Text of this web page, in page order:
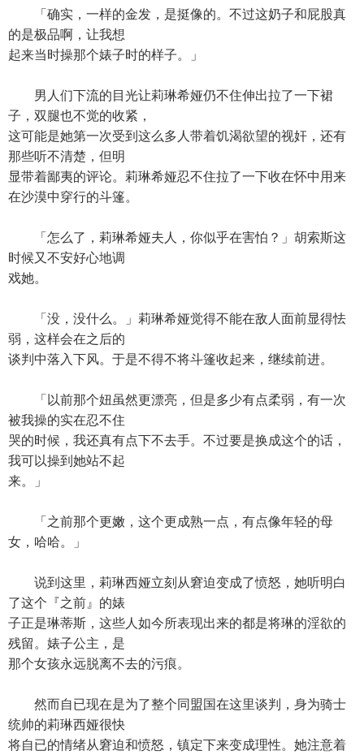
「确实，一样的金发，是挺像的。不过这奶子和屁股真
的是极品啊，让我想
起来当时操那个婊子时的样子。」
男人们下流的目光让莉琳希娅仍不住伸出拉了一下裙
子，双腿也不觉的收紧，
这可能是她第一次受到这么多人带着饥渴欲望的视奸，还有
那些听不清楚，但明
显带着鄙夷的评论。莉琳希娅忍不住拉了一下收在怀中用来
在沙漠中穿行的斗篷。
「怎么了，莉琳希娅夫人，你似乎在害怕？」胡索斯这
时候又不安好心地调
戏她。
「没，没什么。」莉琳希娅觉得不能在敌人面前显得怯
弱，这样会在之后的
谈判中落入下风。于是不得不将斗篷收起来，继续前进。
「以前那个妞虽然更漂亮，但是多少有点柔弱，有一次
被我操的实在忍不住
哭的时候，我还真有点下不去手。不过要是换成这个的话，
我可以操到她站不起
来。」
「之前那个更嫩，这个更成熟一点，有点像年轻的母
女，哈哈。」
说到这里，莉琳西娅立刻从窘迫变成了愤怒，她听明白
了这个『之前』的婊
子正是琳蒂斯，这些人如今所表现出来的都是将琳的淫欲的
残留。婊子公主，是
那个女孩永远脱离不去的污痕。
然而自已现在是为了整个同盟国在这里谈判，身为骑士
统帅的莉琳西娅很快
将自已的情绪从窘迫和愤怒，镇定下来变成理性。她注意着